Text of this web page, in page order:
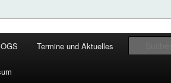
OGS Termine und Aktuelles